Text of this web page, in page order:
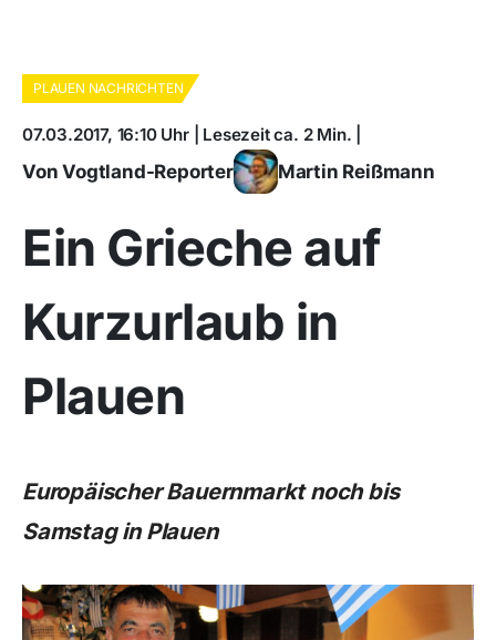
PLAUEN NACHRICHTEN
07.03.2017, 16:10 Uhr | Lesezeit ca. 2 Min. |
Von Vogtland-Reporter Martin Reißmann
Ein Grieche auf
Kurzurlaub in
Plauen
Europäischer Bauernmarkt noch bis
Samstag in Plauen